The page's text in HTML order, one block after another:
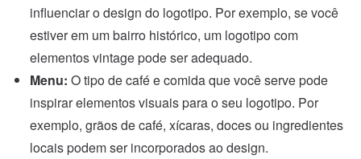
influenciar o design do logotipo. Por exemplo, se você
estiver em um bairro histórico, um logotipo com
elementos vintage pode ser adequado.
Menu: O tipo de café e comida que você serve pode
inspirar elementos visuais para o seu logotipo. Por
exemplo, grãos de café, xícaras, doces ou ingredientes
locais podem ser incorporados ao design.